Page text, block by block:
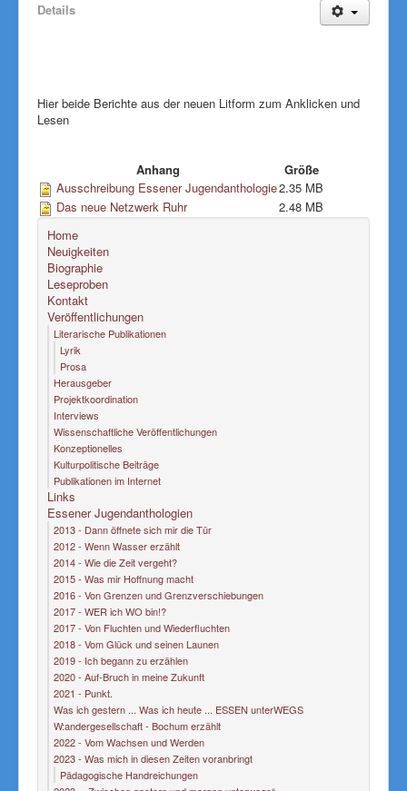
Details
Hier beide Berichte aus der neuen Litform zum Anklicken und
Lesen
Anhang
Größe
Ausschreibung Essener Jugendanthologie2.35 MB
Das neue Netzwerk Ruhr
2.48 MB
Home
Neuigkeiten
Biographie
Leseproben
Kontakt
Veröffentlichungen
Literarische Publikationen
Lyrik
Prosa
Herausgeber
Projektkoordination
Interviews
Wissenschaftliche Veröffentlichungen
Konzeptionelles
Kulturpolitische Beiträge
Publikationen im Internet
Links
Essener Jugendanthologien
2013 - Dann öffnete sich mir die Tür
2012 - Wenn Wasser erzählt
2014 - Wie die Zeit vergeht?
2015 - Was mir Hoffnung macht
2016 - Von Grenzen und Grenzverschiebungen
2017 - WER ich WO bin!?
2017 - Von Fluchten und Wiederfluchten
2018 - Vom Glück und seinen Launen
2019 - Ich begann zu erzählen
2020 - Auf-Bruch in meine Zukunft
2021 - Punkt.
Was ich gestern ... Was ich heute ... ESSEN unterWEGS
W:andergesellschaft - Bochum erzählt
2022 - Vom Wachsen und Werden
2023 - Was mich in diesen Zeiten voranbringt
Pädagogische Handreichungen